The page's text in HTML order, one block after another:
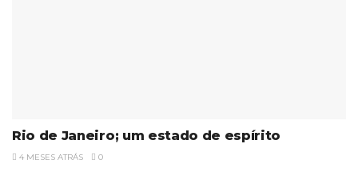
Rio de Janeiro; um estado de espírito
4 MESES ATRÁS 0